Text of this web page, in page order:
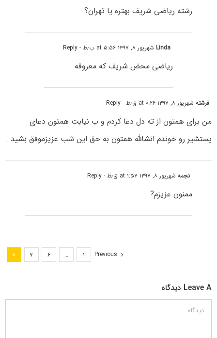
رشته ریاضی شریف بهتره یا تهران؟
Lindaشهریور ۸, ۱۳۹۷ at ۵:۵۶ ب٫ظ - Reply
ریاضی محض شریف که معروفه
فرشتهشهریور ۸, ۱۳۹۷ at ۰:۲۶ ق٫ظ - Reply
من برای همتون از ته دل دعا کردم و ب نیابت همتون دعای
یستشیر رو خوندم انشالله همتون به حق این شب عزیزموفق بشید .
نجمهشهریور ۸, ۱۳۹۷ at ۱:۵۷ ق٫ظ - Reply
ممنون عزیزم?
Previous ۱ … ۶ ۷ ۸
Leave A دیدگاه
دیدگاه